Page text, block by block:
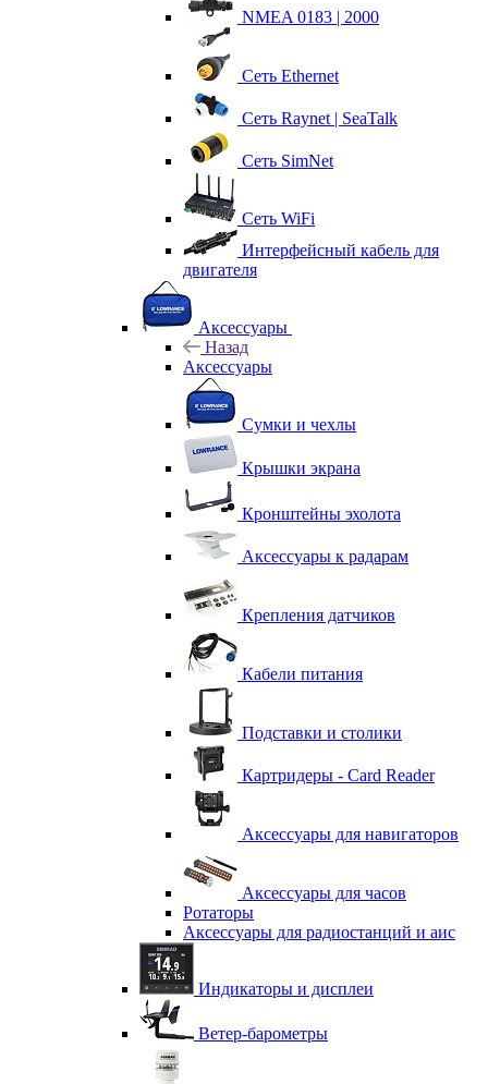
NMEA 0183 | 2000
Сеть Ethernet
Сеть Raynet | SeaTalk
Сеть SimNet
Сеть WiFi
Интерфейсный кабель для
двигателя
Аксессуары
Назад
Аксессуары
Сумки и чехлы
Крышки экрана
Кронштейны эхолота
Аксессуары к радарам
Крепления датчиков
Кабели питания
Подставки и столики
Картридеры - Card Reader
Аксессуары для навигаторов
Аксессуары для часов
Ротаторы
Аксессуары для радиостанций и аис
Индикаторы и дисплеи
Ветер-барометры